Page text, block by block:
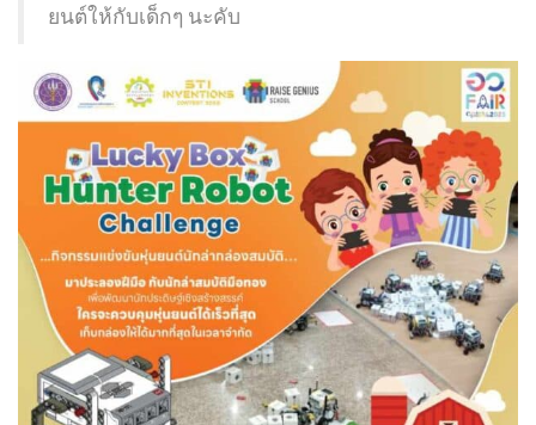
ยนต์ให้กับเด็กๆ นะคับ